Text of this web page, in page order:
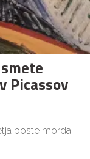
Picassov
boste morda